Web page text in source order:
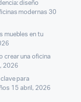
diseño
modernas 30
muebles en tu
crear una oficina
2026
para
15 abril, 2026